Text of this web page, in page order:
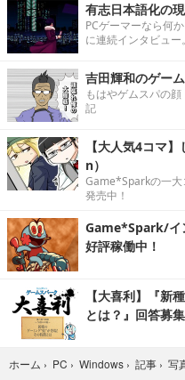
有志日本語化の
PCゲーマーなら何
に連続インタビュー。
吉田輝和のゲー
もはやゲムスパの
記
【大人気4コマ
n）
Game*Sparkの一大
発売中！
Game*Spark/イ
好評稼働中！
【大喜利】『新
とは？』回答募集
ホーム › PC › Windows › 記事 › 写